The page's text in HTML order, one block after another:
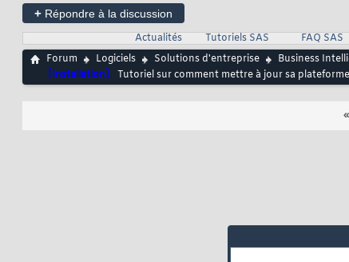
+ Répondre à la discussion
Actualités
Tutoriels SAS FAQ SAS
Forum
Logiciels Solutions d'entreprise Business
[Installation]
Tutoriel sur comment mettre à jour sa
«